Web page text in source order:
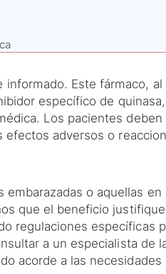
Este fármaco, al
específico de quinasa,
Los pacientes deben
efectos adversos o
o aquellas en
que el beneficio
regulaciones específicas
a un especialista de
acorde a las necesidades